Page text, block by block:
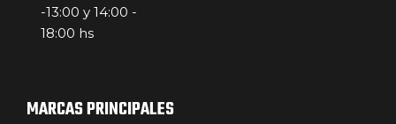
-13:00 y 14:00 -
18:00 hs
MARCAS PRINCIPALES